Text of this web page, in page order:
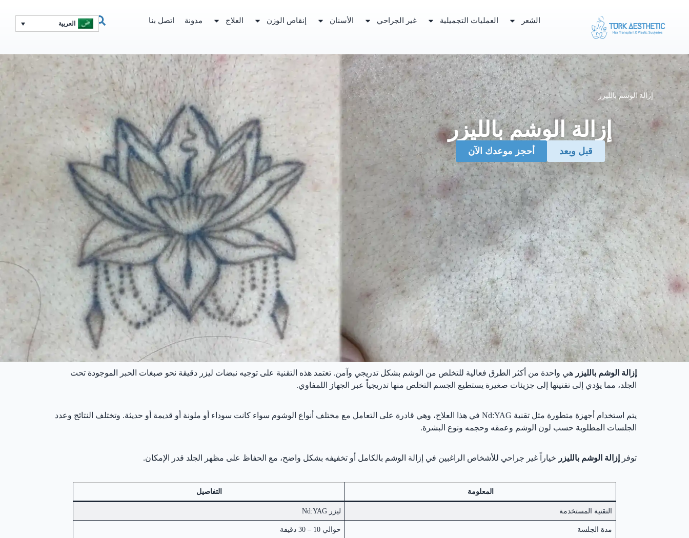
الشعر العمليات التجميلية غير الجراحي الأسنان إنقاص الوزن العلاج مدونة اتصل بنا العربية
إزالة الوشم بالليزر
إزالة الوشم بالليزر
قبل وبعد ‏أحجز موعدك الآن
إزالة الوشم بالليزر هي واحدة من أكثر الطرق فعالية للتخلص من الوشم بشكل تدريجي وآمن. تعتمد هذه التقنية على توجيه نبضات ليزر دقيقة نحو صبغات الحبر الموجودة تحت
الجلد، مما يؤدي إلى تفتيتها إلى جزيئات صغيرة يستطيع الجسم التخلص منها تدريجياً عبر الجهاز اللمفاوي.
يتم استخدام أجهزة متطورة مثل تقنية Nd:YAG في هذا العلاج، وهي قادرة على التعامل مع مختلف أنواع الوشوم سواء كانت سوداء أو ملونة أو قديمة أو حديثة. وتختلف النتائج وعدد
الجلسات المطلوبة حسب لون الوشم وعمقه وحجمه ونوع البشرة.
توفر إزالة الوشم بالليزر خياراً غير جراحي للأشخاص الراغبين في إزالة الوشم بالكامل أو تخفيفه بشكل واضح، مع الحفاظ على مظهر الجلد قدر الإمكان.
المعلومة التفاصيل
التقنية المستخدمة ليزر Nd:YAG
مدة الجلسة حوالي 10 – 30 دقيقة